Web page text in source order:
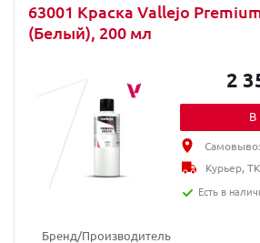
63001 Краска Vallejo
(Белый), 200 мл
Бренд/Производитель
2
В
Курьер, ТК
Есть в